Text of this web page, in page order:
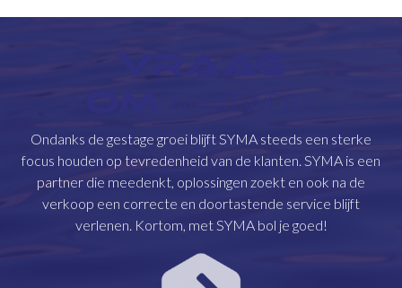
Ondanks de gestage groei blijft SYMA steeds een sterke
focus houden op tevredenheid van de klanten. SYMA is een
partner die meedenkt, oplossingen zoekt en ook na de
verkoop een correcte en doortastende service blijft
verlenen. Kortom, met SYMA bol je goed!